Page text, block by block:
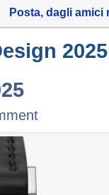
Posta, dagli amici
2025